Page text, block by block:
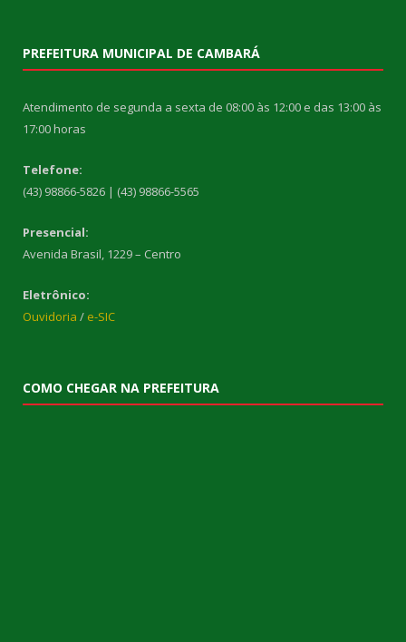
PREFEITURA MUNICIPAL DE CAMBARÁ
Atendimento de segunda a sexta de 08:00 às 12:00 e das 13:00 às
17:00 horas
Telefone:
(43) 98866-5826 | (43) 98866-5565
Presencial:
Avenida Brasil, 1229 – Centro
Eletrônico:
Ouvidoria / e-SIC
COMO CHEGAR NA PREFEITURA